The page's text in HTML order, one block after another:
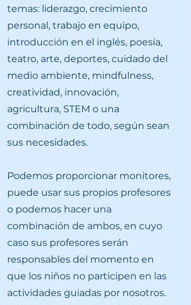
temas: liderazgo, crecimiento
personal, trabajo en equipo,
introducción en el inglés, poesía,
teatro, arte, deportes, cuidado del
medio ambiente, mindfulness,
creatividad, innovación,
agricultura, STEM o una
combinación de todo, según sean
sus necesidades.
Podemos proporcionar monitores,
puede usar sus propios profesores
o podemos hacer una
combinación de ambos, en cuyo
caso sus profesores serán
responsables del momento en
que los niños no participen en las
actividades guiadas por nosotros.